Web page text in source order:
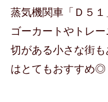
蒸気機関車「Ｄ５１
ゴーカートやトレ
切がある小さな街
はとてもおすすめ◎